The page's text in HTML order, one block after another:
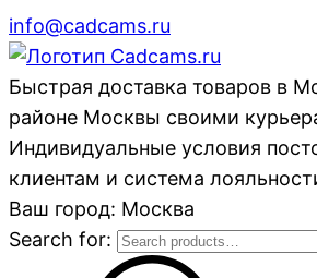
info@cadcams.ru
Быстрая доставка товаров в
районе Москвы своими
Индивидуальные условия
клиентам и система
Ваш город: Москва
Search for: